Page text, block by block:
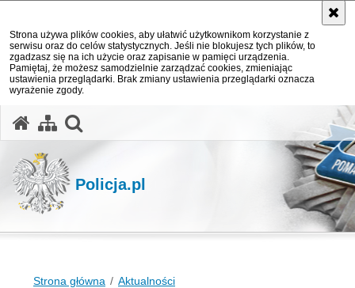
Strona używa plików cookies, aby ułatwić użytkownikom korzystanie z
serwisu oraz do celów statystycznych. Jeśli nie blokujesz tych plików, to
zgadzasz się na ich użycie oraz zapisanie w pamięci urządzenia.
Pamiętaj, że możesz samodzielnie zarządzać cookies, zmieniając
ustawienia przeglądarki. Brak zmiany ustawienia przeglądarki oznacza
wyrażenie zgody.
Policja.pl
Strona główna Aktualności